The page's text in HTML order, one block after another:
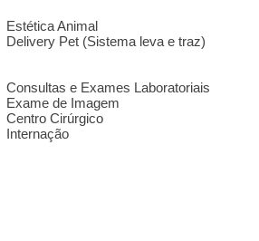
Estética Animal
Delivery Pet (Sistema leva e traz)
Consultas e Exames Laboratoriais
Exame de Imagem
Centro Cirúrgico
Internação